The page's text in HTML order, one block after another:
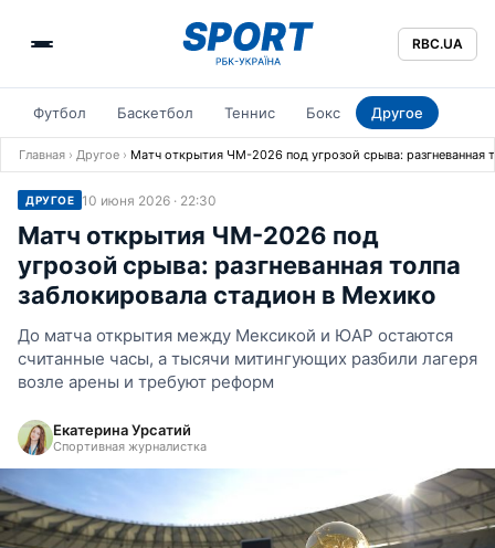
RBC.UA
Футбол Баскетбол Теннис Бокс Другое
Главная › Другое › Матч открытия ЧМ-2026 под угрозой срыва: разгневанная
ДРУГОЕ 10 июня 2026 · 22:30
Матч открытия ЧМ-2026 под
угрозой срыва: разгневанная толпа
заблокировала стадион в Мехико
До матча открытия между Мексикой и ЮАР остаются
считанные часы, а тысячи митингующих разбили лагеря
возле арены и требуют реформ
Екатерина Урсатий
Спортивная журналистка